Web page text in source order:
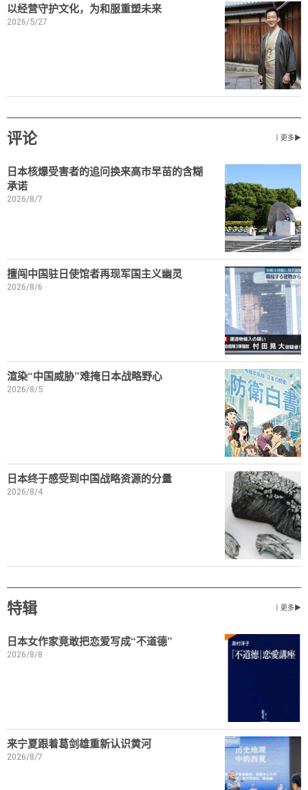
以经营守护文化，为和服重塑未来
2026/5/27
评论 丨更多▶
日本核爆受害者的追问换来高市早苗的含糊
承诺
2026/8/7
擅闯中国驻日使馆者再现军国主义幽灵
2026/8/6
渲染“中国威胁”难掩日本战略野心
2026/8/5
日本终于感受到中国战略资源的分量
2026/8/4
特辑 丨更多▶
日本女作家竟敢把恋爱写成“不道德”
2026/8/8
来宁夏跟着葛剑雄重新认识黄河
2026/8/7